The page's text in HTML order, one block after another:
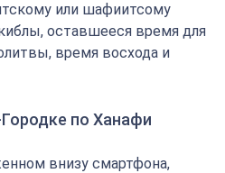
или шафиитсому
оставшееся время для
время восхода и
по Ханафи
внизу смартфона,